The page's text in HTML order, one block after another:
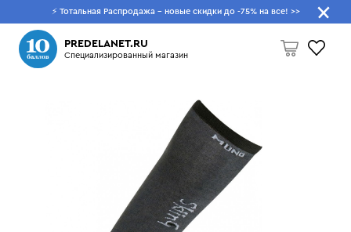
⚡ Тотальная Распродажа - новые скидки до -75% на все! >>
PREDELANET.RU
Специализированный магазин
Что будем искать?